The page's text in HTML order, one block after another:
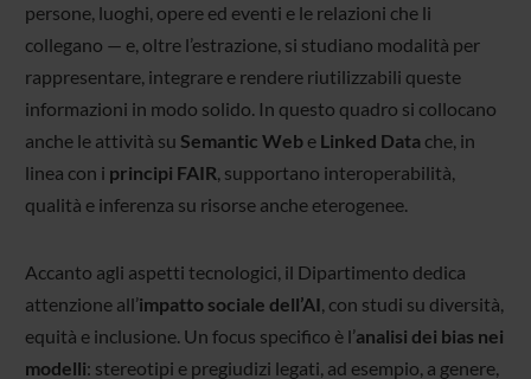
persone, luoghi, opere ed eventi e le relazioni che li
collegano — e, oltre l’estrazione, si studiano modalità per
rappresentare, integrare e rendere riutilizzabili queste
informazioni in modo solido. In questo quadro si collocano
anche le attività su Semantic Web e Linked Datache, in
linea con i principi FAIR, supportano interoperabilità,
qualità e inferenza su risorse anche eterogenee.
Accanto agli aspetti tecnologici, il Dipartimento dedica
attenzione all’impatto sociale dell’AI, con studi su diversità,
equità e inclusione. Un focus specifico è l’analisi dei bias nei
modelli: stereotipi e pregiudizi legati, ad esempio, a genere,